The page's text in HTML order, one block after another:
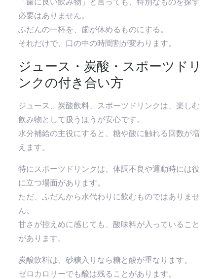
必要はありません。
ふだんの一杯を、歯が休めるものにする。
それだけで、口の中の時間割が変わります。
ジュース・炭酸・スポーツドリ
ンクの付き合い方
ジュース、炭酸飲料、スポーツドリンクは、楽しむ
飲み物として扱うほうが安心です。
水分補給の主役にすると、糖や酸に触れる回数が増
えます。
特にスポーツドリンクは、体調不良や運動時には役
に立つ場面があります。
ただ、ふだんから水代わりに飲むものではありませ
ん。
甘さが控えめに感じても、酸味料が入っていること
があります。
炭酸飲料は、砂糖入りなら糖と酸が重なります。
ゼロカロリーでも酸は残ることがあります。